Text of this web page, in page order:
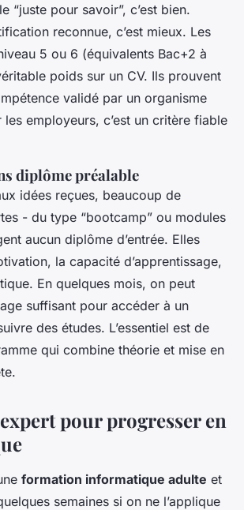
“juste pour savoir”, c’est bien.
reconnue, c’est mieux. Les
5 ou 6 (équivalents Bac+2 à
poids sur un CV. Ils prouvent
validé par un organisme
employeurs, c’est un critère fiable
diplôme préalable
idées reçues, beaucoup de
- du type “bootcamp” ou modules
aucun diplôme d’entrée. Elles
la capacité d’apprentissage,
En quelques mois, on peut
suffisant pour accéder à un
des études. L’essentiel est de
qui combine théorie et mise en
pour progresser en
formation informatique adulte et
semaines si on ne l’applique